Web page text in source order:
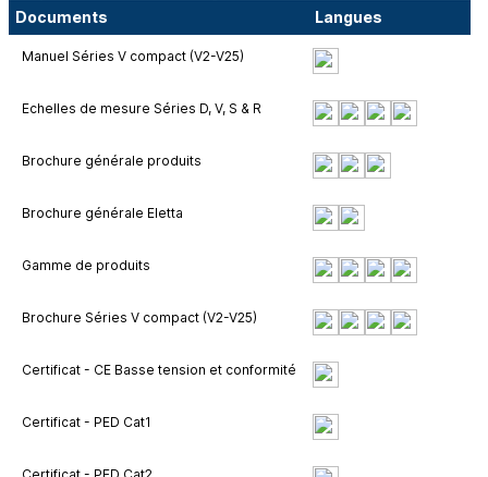
Documents Langues
Manuel Séries V compact (V2-V25)
Echelles de mesure Séries D, V, S & R
Brochure générale produits
Brochure générale Eletta
Gamme de produits
Brochure Séries V compact (V2-V25)
Certificat - CE Basse tension et conformité
Certificat - PED Cat1